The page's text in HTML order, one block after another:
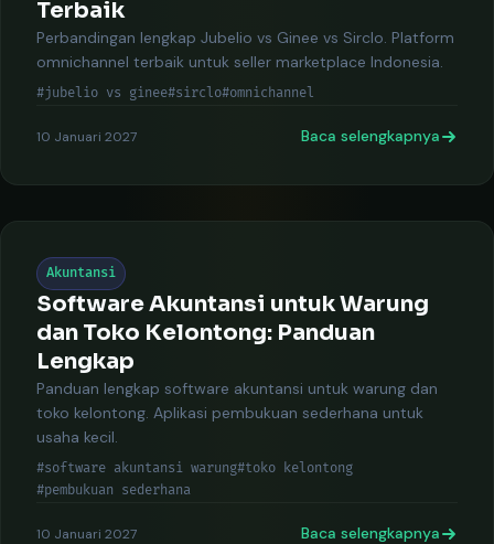
Terbaik
Perbandingan lengkap Jubelio vs Ginee vs Sirclo. Platform
omnichannel terbaik untuk seller marketplace Indonesia.
#jubelio vs ginee#sirclo#omnichannel
10 Januari 2027 Baca selengkapnya
Akuntansi
Software Akuntansi untuk Warung
dan Toko Kelontong: Panduan
Lengkap
Panduan lengkap software akuntansi untuk warung dan
toko kelontong. Aplikasi pembukuan sederhana untuk
usaha kecil.
#software akuntansi warung#toko kelontong
#pembukuan sederhana
10 Januari 2027 Baca selengkapnya